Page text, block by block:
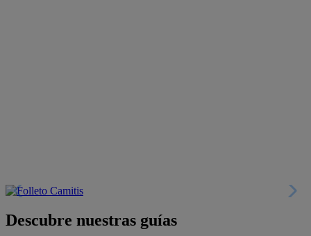
Descubre nuestras guías